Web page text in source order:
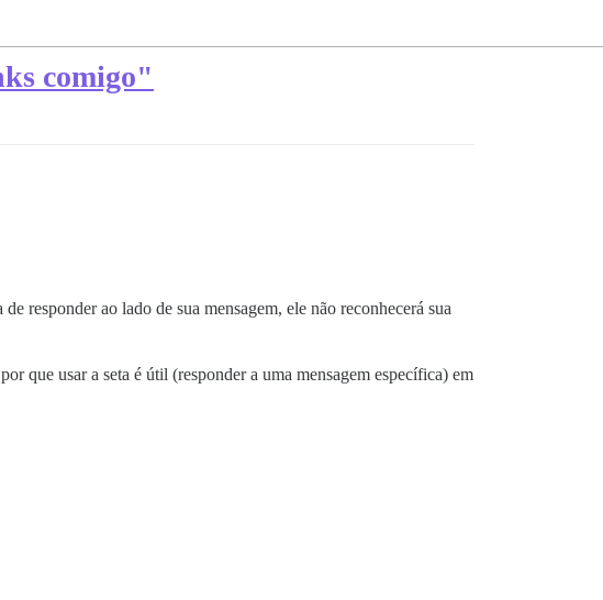
comigo"
responder ao lado de sua mensagem, ele não reconhecerá sua
que usar a seta é útil (responder a uma mensagem específica) em